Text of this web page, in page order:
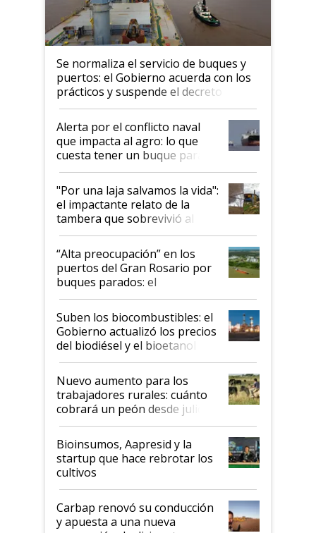
Se normaliza el servicio de buques y
puertos: el Gobierno acuerda con los
prácticos y suspende el decreto de
desregulación
Alerta por el conflicto naval
que impacta al agro: lo que
cuesta tener un buque parado
y el peligro de que Argentina
pase a ser "país sucio"
"Por una laja salvamos la vida":
el impactante relato de la
tambera que sobrevivió al
tornado
“Alta preocupación” en los
puertos del Gran Rosario por
buques parados: el
funcionamiento de las
exportadoras en tensión tras
la medida de fuerza de los
prácticos
Suben los biocombustibles: el
Gobierno actualizó los precios
del biodiésel y el bioetanol
Nuevo aumento para los
trabajadores rurales: cuánto
cobrará un peón desde julio
Bioinsumos, Aapresid y la
startup que hace rebrotar los
cultivos
Carbap renovó su conducción
y apuesta a una nueva